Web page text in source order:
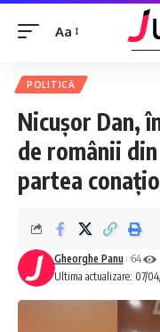
Aa
POLITICĂ
Nicușor Dan,
de românii
partea
Ultima actualizare: 07/
Gheorghe Panu 64